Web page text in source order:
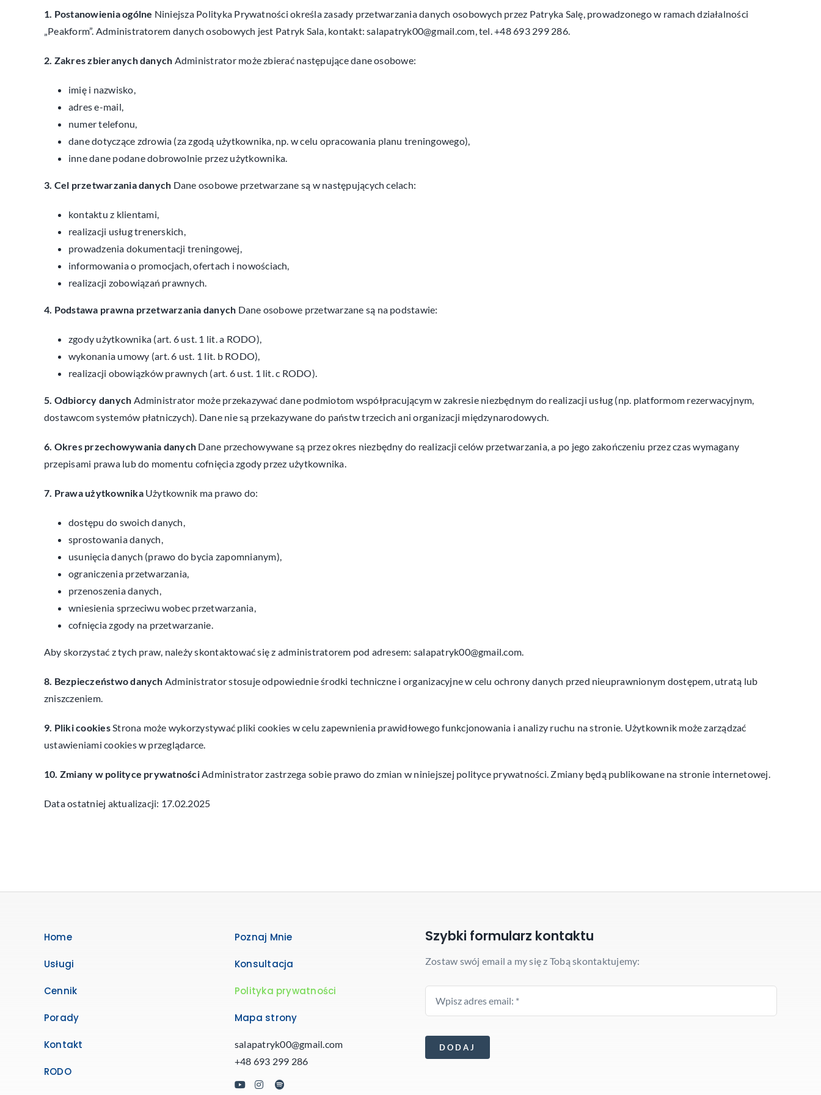
1. Postanowienia ogólne Niniejsza Polityka Prywatności określa zasady przetwarzania danych osobowych przez Patryka Salę, prowadzonego w ramach działalności
„Peakform”. Administratorem danych osobowych jest Patryk Sala, kontakt:salapatryk00@gmail.com , tel. +48 693 299 286.
2. Zakres zbieranych danych Administrator może zbierać następujące dane osobowe:
imię i nazwisko,
adres e-mail,
numer telefonu,
dane dotyczące zdrowia (za zgodą użytkownika, np. w celu opracowania planu treningowego),
inne dane podane dobrowolnie przez użytkownika.
3. Cel przetwarzania danych Dane osobowe przetwarzane są w następujących celach:
kontaktu z klientami,
realizacji usług trenerskich,
prowadzenia dokumentacji treningowej,
informowania o promocjach, ofertach i nowościach,
realizacji zobowiązań prawnych.
4. Podstawa prawna przetwarzania danych Dane osobowe przetwarzane są na podstawie:
zgody użytkownika (art. 6 ust. 1 lit. a RODO),
wykonania umowy (art. 6 ust. 1 lit. b RODO),
realizacji obowiązków prawnych (art. 6 ust. 1 lit. c RODO).
5. Odbiorcy danych Administrator może przekazywać dane podmiotom współpracującym w zakresie niezbędnym do realizacji usług (np. platformom rezerwacyjnym,
dostawcom systemów płatniczych). Dane nie są przekazywane do państw trzecich ani organizacji międzynarodowych.
6. Okres przechowywania danych Dane przechowywane są przez okres niezbędny do realizacji celów przetwarzania, a po jego zakończeniu przez czas wymagany
przepisami prawa lub do momentu cofnięcia zgody przez użytkownika.
7. Prawa użytkownikaUżytkownik ma prawo do:
dostępu do swoich danych,
sprostowania danych,
usunięcia danych (prawo do bycia zapomnianym),
ograniczenia przetwarzania,
przenoszenia danych,
wniesienia sprzeciwu wobec przetwarzania,
cofnięcia zgody na przetwarzanie.
Aby skorzystać z tych praw, należy skontaktować się z administratorem pod adresem: salapatryk00@gmail.com
8. Bezpieczeństwo danych Administrator stosuje odpowiednie środki techniczne i organizacyjne w celu ochrony danych przed nieuprawnionym dostępem, utratą lub
zniszczeniem.
9. Pliki cookiesStrona może wykorzystywać pliki cookies w celu zapewnienia prawidłowego funkcjonowania i analizy ruchu na stronie. Użytkownik może zarządzać
ustawieniami cookies w przeglądarce.
10. Zmiany w polityce prywatnościAdministrator zastrzega sobie prawo do zmian w niniejszej polityce prywatności. Zmiany będą publikowane na stronie internetowej.
Data ostatniej aktualizacji: 17.02.2025
Home
Usługi
Cennik
Porady
Kontakt
RODO
Poznaj Mnie
Konsultacja
Polityka prywatności
Mapa strony
salapatryk00@gmail.com
+48 693 299 286
Szybki formularz kontaktu
Zostaw swój email a my się z Tobą skontaktujemy:
DODAJ